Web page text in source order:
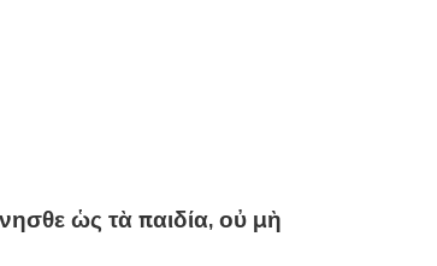
ὡς τὰ παιδία, οὐ μὴ